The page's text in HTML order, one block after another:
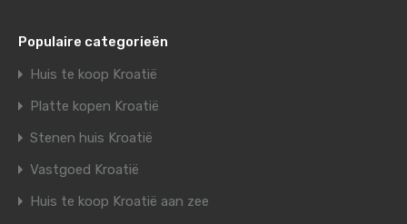
Populaire categorieën
Huis te koop Kroatië
Platte kopen Kroatië
Stenen huis Kroatië
Vastgoed Kroatië
Huis te koop Kroatië aan zee